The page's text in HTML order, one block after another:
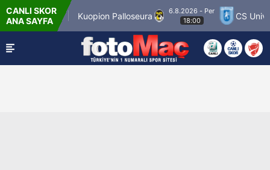
CANLI SKOR
ANA SAYFA
Match 12 Kuopion Palloseura
6.8.2026 - Per
18:00
CS